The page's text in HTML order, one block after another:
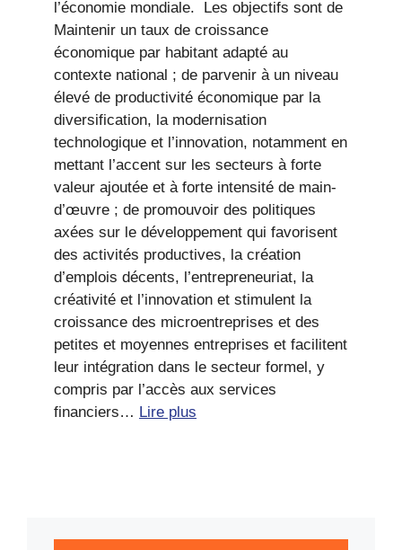
l’économie mondiale. Les objectifs sont de
Maintenir un taux de croissance
économique par habitant adapté au
contexte national ; de parvenir à un niveau
élevé de productivité économique par la
diversification, la modernisation
technologique et l’innovation, notamment en
mettant l’accent sur les secteurs à forte
valeur ajoutée et à forte intensité de main-
d’œuvre ; de promouvoir des politiques
axées sur le développement qui favorisent
des activités productives, la création
d’emplois décents, l’entrepreneuriat, la
créativité et l’innovation et stimulent la
croissance des microentreprises et des
petites et moyennes entreprises et facilitent
leur intégration dans le secteur formel, y
compris par l’accès aux services
financiers… Lire plus